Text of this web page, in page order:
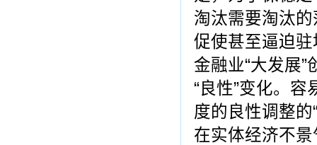
淘汰需要淘汰
促使甚至逼迫
金融业“大发展
“良性”变化。
度的良性调整
在实体经济不